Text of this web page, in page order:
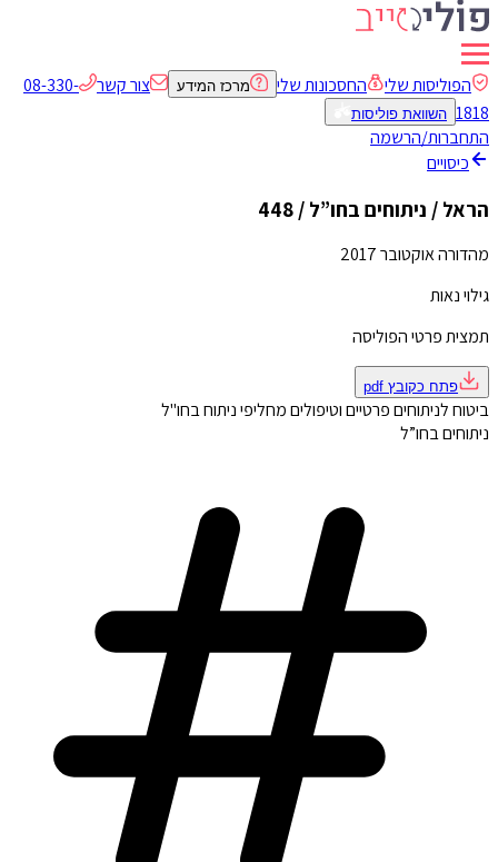
הפוליסות שלי החסכונות שלי מרכז המידע צור קשר
08-330-
1818
השוואת פוליסות
התחברות/הרשמה
כיסויים
הראל / ניתוחים בחו”ל / 448
מהדורה אוקטובר 2017
גילוי נאות
תמצית פרטי הפוליסה
פתח כקובץpdf
ביטוח לניתוחים פרטיים וטיפולים מחליפי ניתוח בחו"ל
ניתוחים בחו”ל